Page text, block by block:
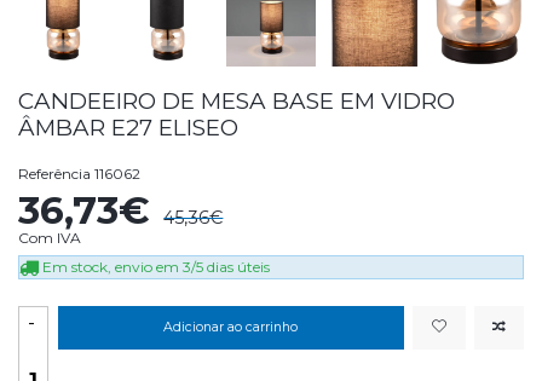
CANDEEIRO DE MESA BASE EM VIDRO
ÂMBAR E27 ELISEO
Referência 116062
36,73€ 45,36€
Com IVA
Em stock, envio em 3/5 dias úteis
- Adicionar ao carrinho